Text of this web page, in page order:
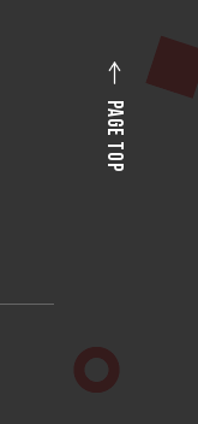
PAGE TOP